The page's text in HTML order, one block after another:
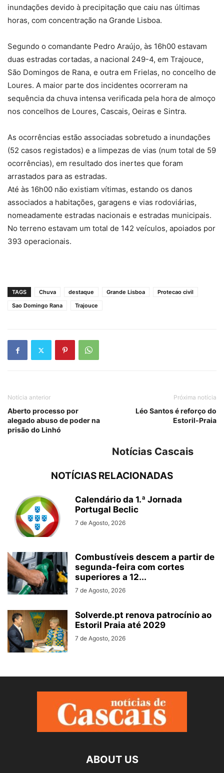
inundações devido à precipitação que caiu nas últimas
horas, com concentração na Grande Lisboa.
Segundo o comandante Pedro Araújo, às 16h00 estavam
duas estradas cortadas, a nacional 249-4, em Trajouce,
São Domingos de Rana, e outra em Frielas, no concelho de
Loures. A maior parte dos incidentes ocorreram na
sequência da chuva intensa verificada pela hora de almoço
nos concelhos de Loures, Cascais, Oeiras e Sintra.
As ocorrências estão associadas sobretudo a inundações
(52 casos registados) e a limpezas de vias (num total de 59
ocorrências), em resultado dos inertes que foram
arrastados para as estradas.
Até às 16h00 não existiam vítimas, estando os danos
associados a habitações, garagens e vias rodoviárias,
nomeadamente estradas nacionais e estradas municipais.
No terreno estavam um total de 142 veículos, apoiados por
393 operacionais.
TAGS Chuva destaque Grande Lisboa
Protecao civil
Sao Domingo Rana
Trajouce
Notícia anterior
Aberto processo por
alegado abuso de poder na
prisão do Linhó
Próxima notícia
Léo Santos é reforço do
Estoril-Praia
Notícias Cascais
NOTÍCIAS RELACIONADAS
Calendário da 1.ª Jornada
Portugal Beclic
7 de Agosto, 2026
Combustíveis descem a partir de
segunda-feira com cortes
superiores a 12...
7 de Agosto, 2026
Solverde.pt renova patrocínio ao
Estoril Praia até 2029
7 de Agosto, 2026
ABOUT US